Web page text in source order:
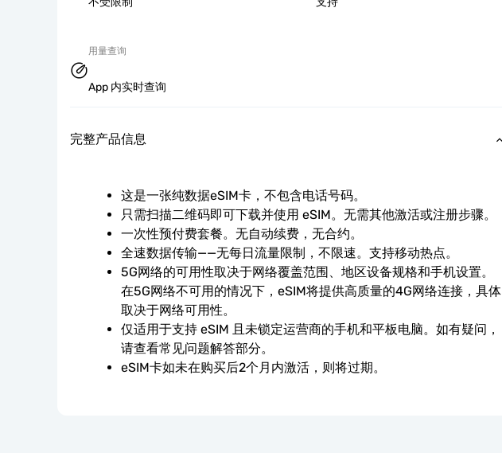
用量查询
App 内实时查询
完整产品信息
这是一张纯数据eSIM卡，不包含电话号码。
只需扫描二维码即可下载并使用 eSIM。无需其他激活或注册步骤。
一次性预付费套餐。无自动续费，无合约。
全速数据传输——无每日流量限制，不限速。支持移动热点。
5G网络的可用性取决于网络覆盖范围、地区设备规格和手机设置。
在5G网络不可用的情况下，eSIM将提供高质量的4G网络连接，具体
取决于网络可用性。
仅适用于支持 eSIM 且未锁定运营商的手机和平板电脑。如有疑问，
请查看常见问题解答部分。
eSIM卡如未在购买后2个月内激活，则将过期。